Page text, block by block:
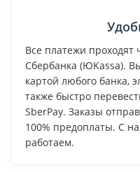
Все платежи
Сбербанка (ЮKassa).
картой любого банка,
также быстро
SberPay. Заказы
100% предоплаты. С
работаем.